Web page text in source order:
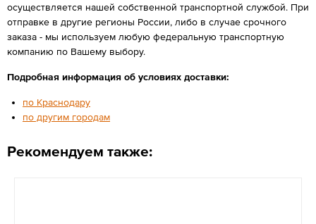
осуществляется нашей собственной транспортной службой. При
отправке в другие регионы России, либо в случае срочного
заказа - мы используем любую федеральную транспортную
компанию по Вашему выбору.
Подробная информация об условиях доставки:
по Краснодару
по другим городам
Рекомендуем также: